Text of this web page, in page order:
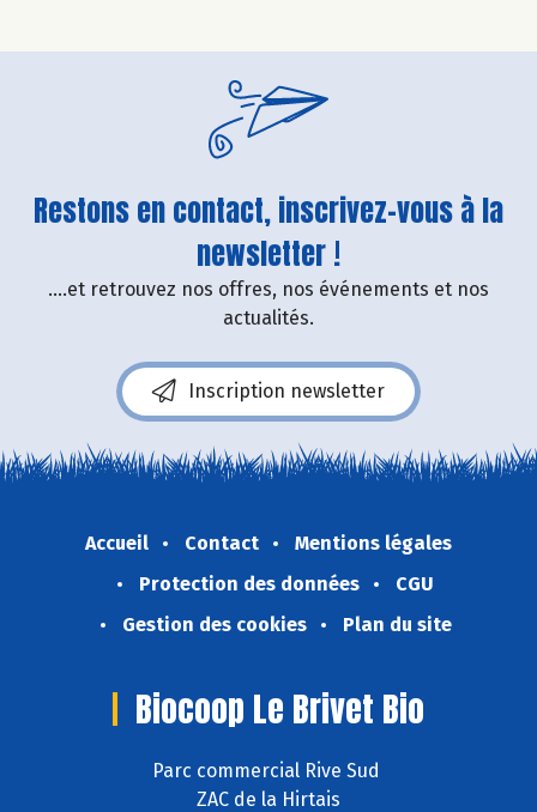
Restons en contact, inscrivez-vous à la
newsletter !
....et retrouvez nos offres, nos événements et nos
actualités.
Inscription newsletter
Accueil Contact
Mentions légales
Protection des données
CGU
Gestion des cookies
Plan du site
Biocoop Le Brivet Bio
Parc commercial Rive Sud
ZAC de la Hirtais